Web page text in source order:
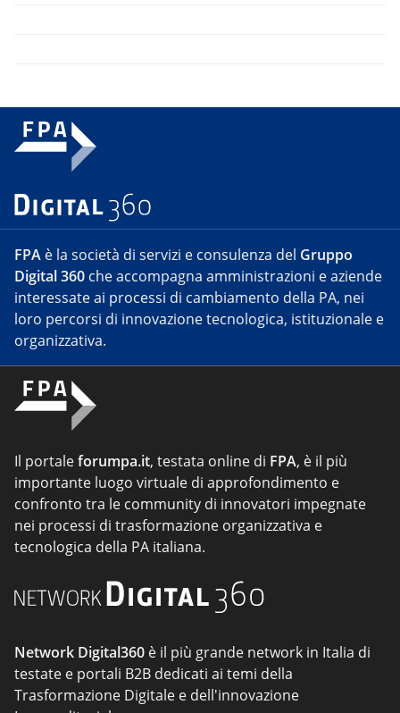
FPA è la società di servizi e consulenza del Gruppo
Digital 360 che accompagna amministrazioni e aziende
interessate ai processi di cambiamento della PA, nei
loro percorsi di innovazione tecnologica, istituzionale e
organizzativa.
Il portaleforumpa.it, testata online di FPA, è il più
importante luogo virtuale di approfondimento e
confronto tra le community di innovatori impegnate
nei processi di trasformazione organizzativa e
tecnologica della PA italiana.
Network Digital360 è il più grande network in Italia di
testate e portali B2B dedicati ai temi della
Trasformazione Digitale e dell'innovazione